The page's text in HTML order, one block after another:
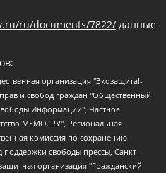
ru/documents/7822/ данные
Кильтау Екатерина Викторовна, Петров Алексей Викторович, Пискунов Сергей Евгеньевич, Смирнов Сергей Сергеевич, Тихонов Михаил Сергеевич, Общество с ограниченной ответственностью "ЖУРНАЛИСТ-ИНОСТРАННЫЙ АГЕНТ", Арапова Галина Юрьевна, Вольтская Татьяна Анатольевна, Американская компания "Mason G.E.S. Anonymous Foundation" (США), являющаяся владельцем интернет-издания https://mnews.world/, Компания "Stichting Bellingcat", зарегистрированная в Нидерландах (дата регистрации 11.07.2018), Захаров Андрей Вячеславович, Клепиковская Екатерина Дмитриевна, Общество с ограниченной ответственностью "МЕМО", Перл Роман Александрович, Симонов Евгений Алексеевич, Соловьева Елена Анатольевна, Сотников Даниил Владимирович, Сурначева Елизавета Дмитриевна, Автономная некоммерческая организация по защите прав человека и информированию населения "Якутия – Наше Мнение", Общество с ограниченной ответственностью "Москоу диджитал медиа", с 26.01.2023 Общество с ограниченной ответственностью "Чайка Белые сады", Ветошкина Валерия Валерьевна, Заговора Максим Александрович, Межрегиональное общественное движение "Российская ЛГБТ - сеть", Оленичев Максим Владимирович, Павлов Иван Юрьевич, Скворцова Елена Сергеевна, Общество с ограниченной ответственностью "Как бы инагент", Кочетков Игорь Викторович, Общество с ограниченной ответственностью "Честные выборы", Еланчик Олег Александрович, Общество с ограниченной ответственностью "Нобелевский призыв", Гималова Регина Эмилевна, Григорьев Андрей Валерьевич, Григорьева Алина Александровна, Ассоциация по содействию защите прав призывников, альтернативнослужащих и военнослужащих "Правозащитная группа "Гражданин.Армия.Право", Хисамова Регина Фаритовна, Автономная некоммерческая организация по реализации социально-правовых программ "Лилит", Дальневосточное общественное движение "Маяк", Санкт-Петербургская ЛГБТ-инициативная группа "Выход", Инициативная группа ЛГБТ+ "Реверс", Алексеев Андрей Викторович, Бекбулатова Таисия Львовна, Беляев Иван Михайлович, Владыкина Елена Сергеевна, Гельман Марат Александрович, Никульшина Вероника Юрьевна, Толоконникова Надежда Андреевна, Шендерович Виктор Анатольевич, Общество с ограниченной ответственностью "Данное сообщение", Общество с ограниченной ответственностью Издательский дом "Новая глава", Айнбиндер Александра Александровна, Московский комьюнити-центр для ЛГБТ+инициатив, Благотворительный фонд развития филантропии, Deutsche Welle (Германия, Kurt-Schumacher-Strasse 3, 53113 Bonn), Борзунова Мария Михайловна, Воробьев Виктор Викторович, Голубева Анна Львовна, Константинова Алла Михайловна, Малкова Ирина Владимировна, Мурадов Мурад Абдулгалимович, Осетинская Елизавета Николаевна, Понасенков Евгений Николаевич, Ганапольский Матвей Юрьевич, Киселев Евгений Алексеевич, Борухович Ирина Григорьевна, Дремин Иван Тимофеевич, Дубровский Дмитрий Викторович, Красноярская региональная общественная организация поддержки и развития альтернативных образовательных технологий и межкультурных коммуникаций "ИНТЕРРА", Маяковская Екатерина Алексеевна, Фейгин Марк Захарович, Филимонов Андрей Викторович, Дзугкоева Регина Николаевна, Доброхотов Роман Александрович, Дудь Юрий Александрович, Елкин Сергей Владимирович, Кругликов Кирилл Игоревич, Сабунаева Мария Леонидовна, Семенов Алексей Владимирович, Шаинян Карен Багратович, Шульман Екатерина Михайловна, Асафьев Артур Валерьевич, Вахштайн Виктор Семенович, Венедиктов Алексей Алексеевич, Лушникова Екатерина Евгеньевна, Волков Леонид Михайлович, Невзоров Александр Глебович, Пархоменко Сергей Борисович, Сироткин Ярослав Николаевич, Кара-Мурза Владимир Владимирович, Баранова Наталья Владимировна, Гозман Леонид Яковлевич, Кагарлицкий Борис Юльевич, Климарев Михаил Валерьевич, Милов Владимир Станиславович, Автономная некоммерческая организация Краснодарский центр современного искусства "Типография", Моргенштерн Алишер Тагирович, Соболь Любовь Эдуардовна, Общество с ограниченной ответственностью "ЛИЗА НОРМ", Каспаров Гарри Кимович, Ходорковский Михаил Борисович, Общество с ограниченной ответственностью "Апрельские тезисы", Данилович Ирина Брониславовна, Кашин Олег Владимирович, Петров Николай Владимирович, Пивоваров Алексей Владимирович, Соколов Михаил Владимирович, Цветкова Юлия Владимировна, Чичваркин Евгений Александрович, Комитет против пыток/Команда против пыток, Общество с ограниченной ответственностью "Первый научный", Общество с ограниченной ответственностью "Вертолет и ко", Белоцерковская Вероника Борисовна, Кац Максим Евгеньевич, Лазарева Татьяна Юрьевна, Шаведдинов Руслан Табризович, Яшин Илья Валерьевич, Общество с ограниченной ответственностью "Иноагент ААВ", Алешковский Дмитрий Петрович, Альбац Евгения Марковна, Быков Дмитрий Львович, Галямина Юлия Евгеньевна, Лойко Сергей Леонидович, Мартынов Кирилл Константинович, Медведев Сергей Александрович, Крашенинников Федор Геннадиевич, Гордеева Катерина Вл